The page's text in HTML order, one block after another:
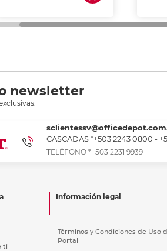
newsletter
CASCADAS *+503 2243 0800 -
TELÉFONO *+503 2231 9939
ti
Información legal
Términos y Condiciones de Uso
Portal